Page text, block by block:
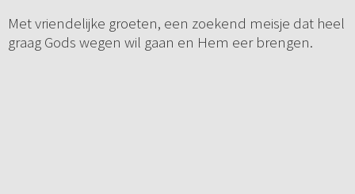
Met vriendelijke groeten, een zoekend meisje dat heel
graag Gods wegen wil gaan en Hem eer brengen.